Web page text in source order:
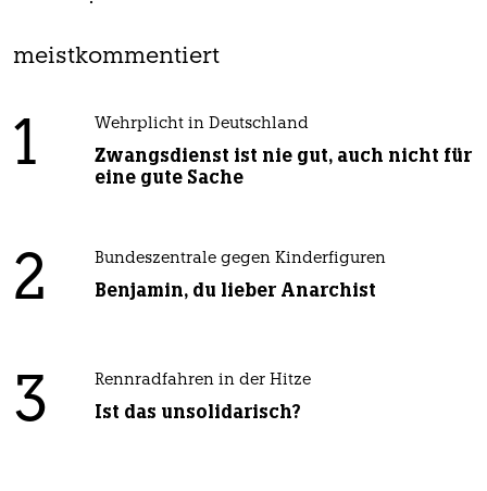
meistkommentiert
1 Wehrplicht in Deutschland
Zwangsdienst ist nie gut, auch nicht für
eine gute Sache
2 Bundeszentrale gegen Kinderfiguren
Benjamin, du lieber Anarchist
3 Rennradfahren in der Hitze
Ist das unsolidarisch?